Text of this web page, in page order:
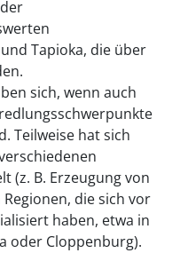
Tapioka, die über
sich, wenn auch
Teilweise hat sich
(z. B. Erzeugung von
die sich vor
haben, etwa in
oder Cloppenburg).